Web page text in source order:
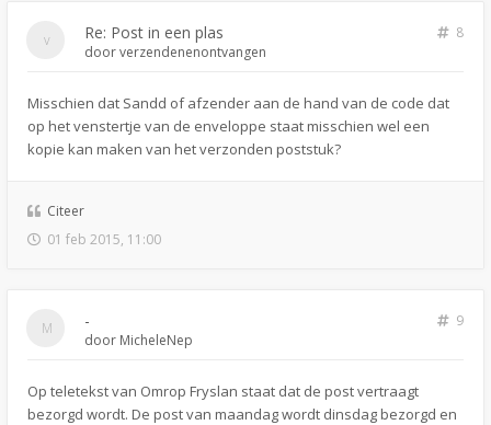
Re: Post in een plas
8
doorverzendenenontvangen
Misschien dat Sandd of afzender aan de hand van de code dat
op het venstertje van de enveloppe staat misschien wel een
kopie kan maken van het verzonden poststuk?
Citeer
01 feb 2015, 11:00
-
9
door MicheleNep
Op teletekst van Omrop Fryslan staat dat de post vertraagt
bezorgd wordt. De post van maandag wordt dinsdag bezorgd en